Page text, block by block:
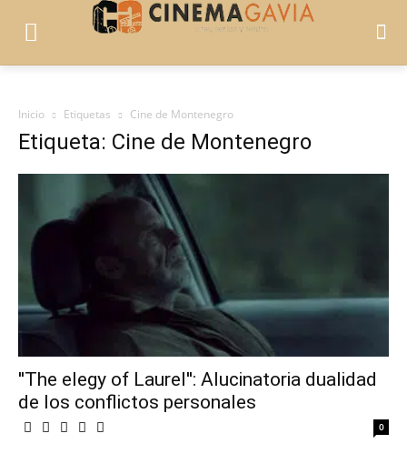
Inicio Etiquetas Cine de Montenegro
Etiqueta: Cine de Montenegro
''The elegy of Laurel'': Alucinatoria dualidad
de los conflictos personales
0